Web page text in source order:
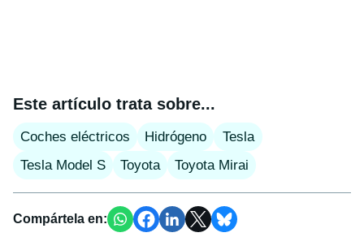
Este artículo trata sobre...
Coches eléctricos Hidrógeno
Tesla
Tesla Model S
Toyota Toyota Mirai
Compártela en: